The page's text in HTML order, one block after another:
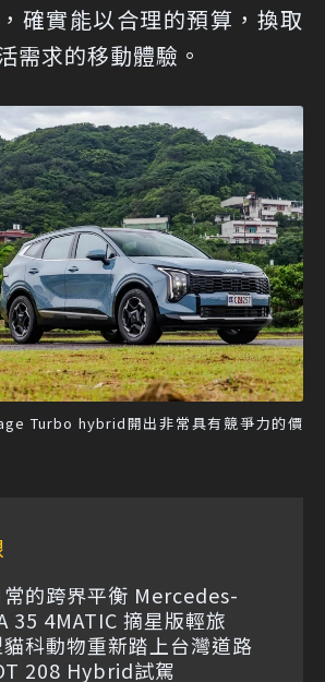
確實能以合理的預算，換取
需求的移動體驗。
Turbo hybrid開出非常具有競爭力的價
的跨界平衡 Mercedes-
35 4MATIC 摘星版輕旅
科動物重新踏上台灣道路
208 Hybrid試駕